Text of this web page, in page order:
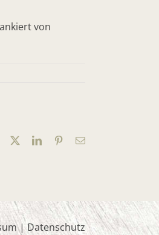
von
Facebook LinkedInPinterest
E-
|Datenschutz